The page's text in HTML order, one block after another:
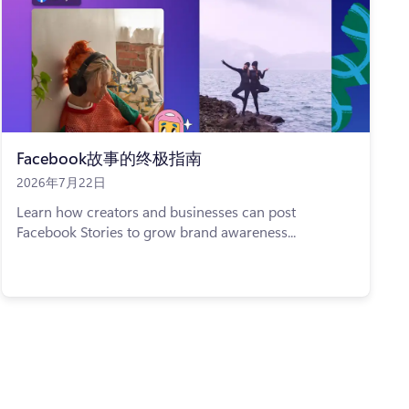
Facebook故事的终极指南
2026年7月22日
Learn how creators and businesses can post
Facebook Stories to grow brand awareness...